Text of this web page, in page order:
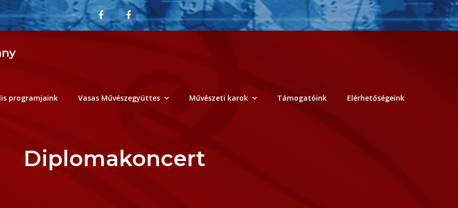
programjaink Vasas Művészegyüttes Művészeti karok Támogatóink Elérhetőségeink
Diplomakoncert